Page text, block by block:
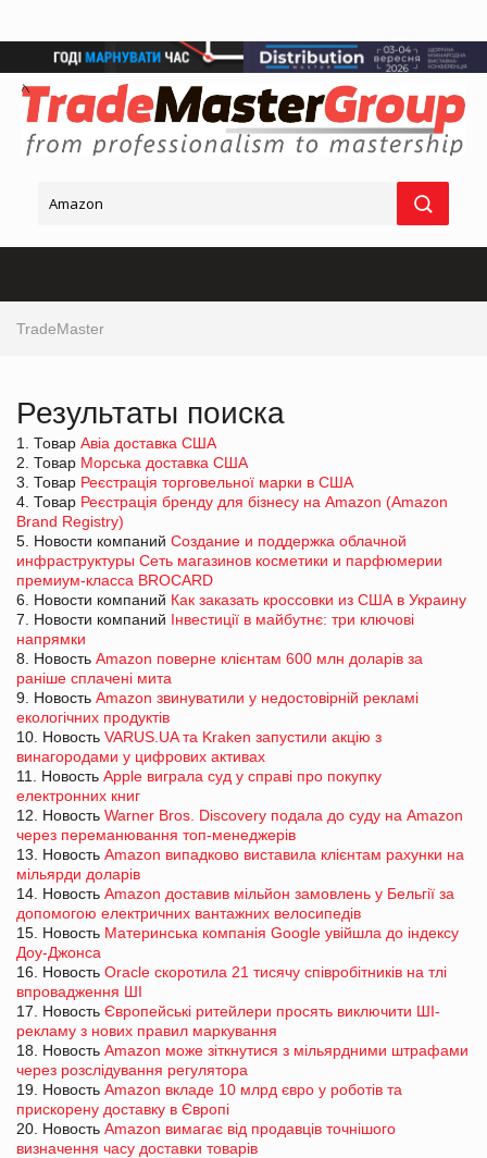
TradeMaster
Результаты поиска
1. Товар Авіа доставка США
2. Товар Морська доставка США
3. Товар Реєстрація торговельної марки в США
4. Товар Реєстрація бренду для бізнесу на Amazon (Amazon
Brand Registry)
5. Новости компаний Создание и поддержка облачной
инфраструктуры Сеть магазинов косметики и парфюмерии
премиум-класса BROCARD
6. Новости компаний Как заказать кроссовки из США в Украину
7. Новости компаний Інвестиції в майбутнє: три ключові
напрямки
8. Новость Amazon поверне клієнтам 600 млн доларів за
раніше сплачені мита
9. Новость Amazon звинуватили у недостовірній рекламі
екологічних продуктів
10. Новость VARUS.UA та Kraken запустили акцію з
винагородами у цифрових активах
11. Новость Apple виграла суд у справі про покупку
електронних книг
12. Новость Warner Bros. Discovery подала до суду на Amazon
через переманювання топ-менеджерів
13. Новость Amazon випадково виставила клієнтам рахунки на
мільярди доларів
14. Новость Amazon доставив мільйон замовлень у Бельгії за
допомогою електричних вантажних велосипедів
15. Новость Материнська компанія Google увійшла до індексу
Доу-Джонса
16. Новость Oracle скоротила 21 тисячу співробітників на тлі
впровадження ШІ
17. Новость Європейські ритейлери просять виключити ШІ-
рекламу з нових правил маркування
18. Новость Amazon може зіткнутися з мільярдними штрафами
через розслідування регулятора
19. Новость Amazon вкладе 10 млрд євро у роботів та
прискорену доставку в Європі
20. Новость Amazon вимагає від продавців точнішого
визначення часу доставки товарів